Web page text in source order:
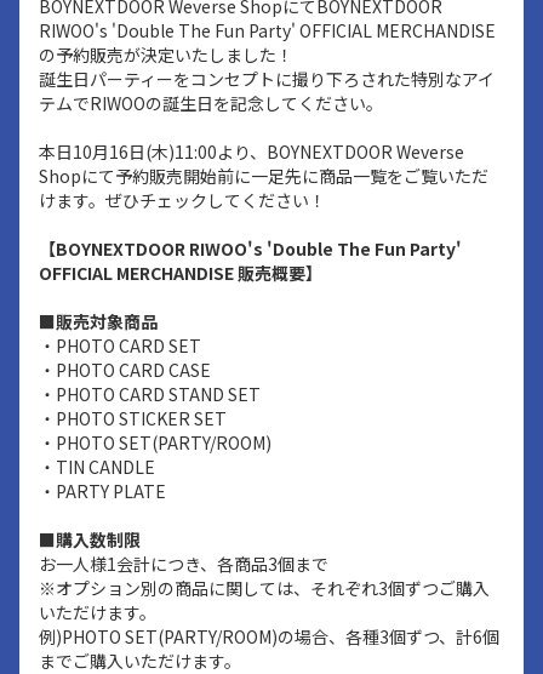
BOYNEXTDOOR Weverse ShopにてBOYNEXTDOOR
RIWOO's 'Double The Fun Party' OFFICIAL MERCHANDISE
の予約販売が決定いたしました！
誕生日パーティーをコンセプトに撮り下ろされた特別なアイ
テムでRIWOOの誕生日を記念してください。
本日10月16日(木)11:00より、BOYNEXTDOOR Weverse
Shopにて予約販売開始前に一足先に商品一覧をご覧いただ
けます。ぜひチェックしてください！
【BOYNEXTDOOR RIWOO's 'Double The Fun Party'
OFFICIAL MERCHANDISE 販売概要】
■販売対象商品
・PHOTO CARD SET
・PHOTO CARD CASE
・PHOTO CARD STAND SET
・PHOTO STICKER SET
・PHOTO SET(PARTY/ROOM)
・TIN CANDLE
・PARTY PLATE
■購入数制限
お一人様1会計につき、各商品3個まで
※オプション別の商品に関しては、それぞれ3個ずつご購入
いただけます。
例)PHOTO SET(PARTY/ROOM)の場合、各種3個ずつ、計6個
までご購入いただけます。